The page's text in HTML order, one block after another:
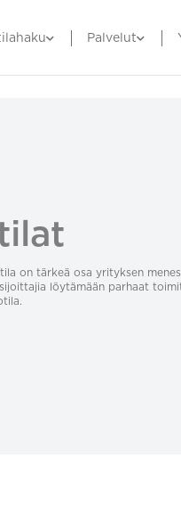
Palvelut
on tärkeä osa yrityksen
löytämään parhaat